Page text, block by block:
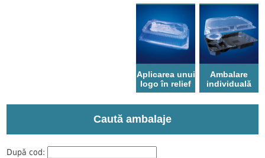
Aplicarea unui
logo în relief
Ambalare
individuală
Caută ambalaje
După cod: